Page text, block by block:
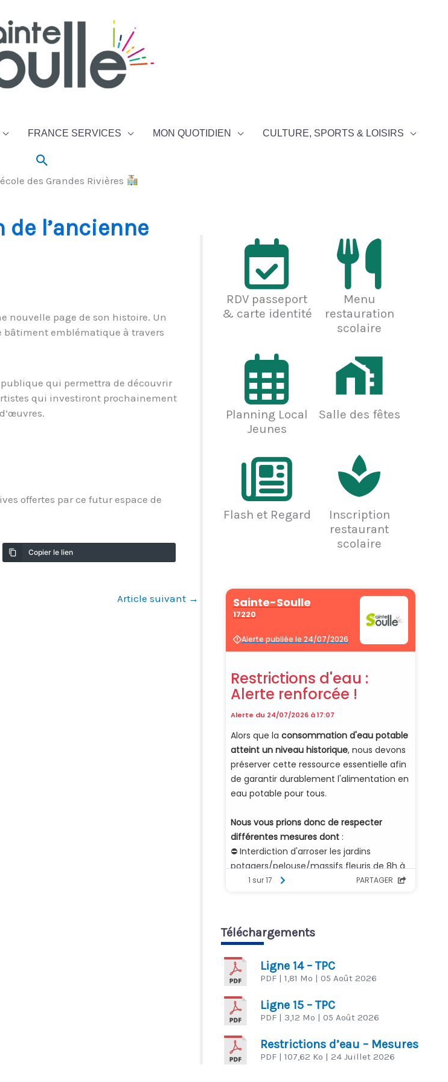
FRANCE SERVICES MON QUOTIDIEN CULTURE, SPORTS & LOISIRS
Rechercher
des Grandes Rivières
l’ancienne
nouvelle page de son histoire. Un
bâtiment emblématique à travers
qui permettra de découvrir
qui investiront prochainement
offertes par ce futur espace de
Copier le lien
Article suivant →
RDV passeport
& carte identité
Menu
restauration
scolaire
Planning Local
Jeunes
Salle des fêtes
Flash et Regard
Inscription
restaurant
scolaire
Téléchargements
Ligne 14 – TPC
PDF| 1,81 Mo | 05 Août 2026
Ligne 15 – TPC
PDF| 3,12 Mo | 05 Août 2026
Restrictions d’eau – Mesures
PDF| 107,62 Ko | 24 Juillet 2026